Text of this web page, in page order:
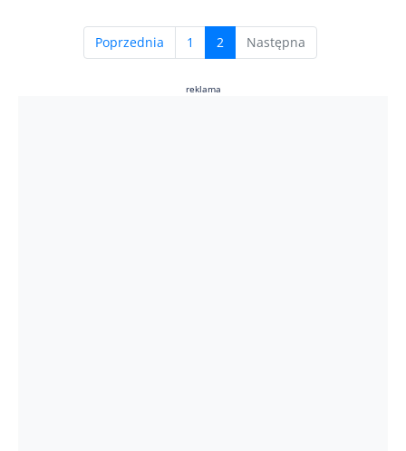
Poprzednia 1 2 (current)
Następna
reklama